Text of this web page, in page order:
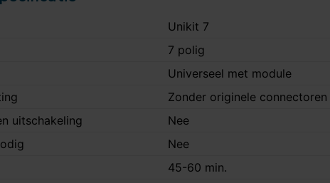
Unikit 7
7 polig
Universeel met module
Zonder originele connectoren
uitschakeling
Nee
Nee
45-60 min.